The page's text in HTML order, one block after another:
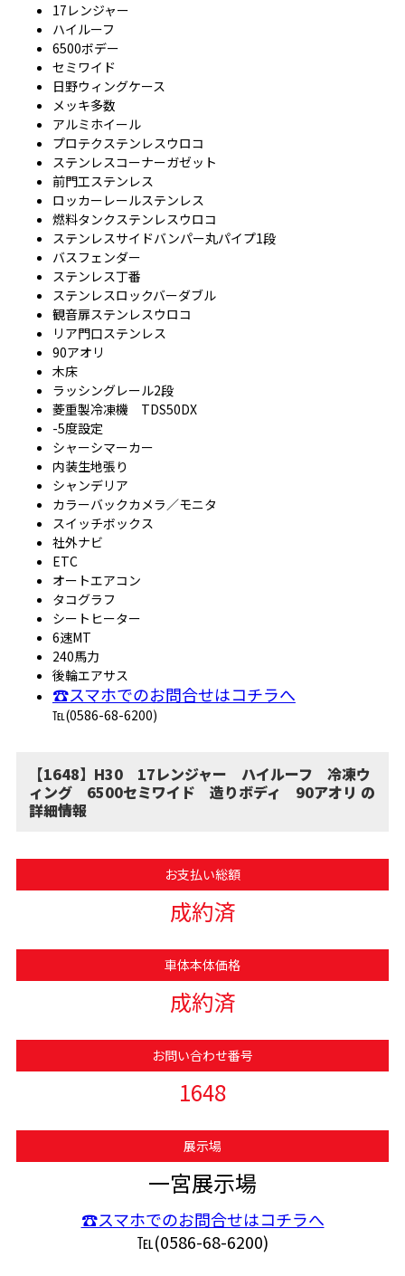
17レンジャー
ハイルーフ
6500ボデー
セミワイド
日野ウィングケース
メッキ多数
アルミホイール
プロテクステンレスウロコ
ステンレスコーナーガゼット
前門工ステンレス
ロッカーレールステンレス
燃料タンクステンレスウロコ
ステンレスサイドバンパー丸パイプ1段
バスフェンダー
ステンレス丁番
ステンレスロックバーダブル
観音扉ステンレスウロコ
リア門口ステンレス
90アオリ
木床
ラッシングレール2段
菱重製冷凍機 TDS50DX
-5度設定
シャーシマーカー
内装生地張り
シャンデリア
カラーバックカメラ／モニタ
スイッチボックス
社外ナビ
ETC
オートエアコン
タコグラフ
シートヒーター
6速MT
240馬力
後輪エアサス
☎スマホでのお問合せはコチラへ
℡(0586-68-6200)
【1648】H30 17レンジャー ハイルーフ 冷凍ウ
ィング 6500セミワイド 造りボディ 90アオリ の
詳細情報
お支払い総額
成約済
車体本体価格
成約済
お問い合わせ番号
1648
展示場
一宮展示場
☎スマホでのお問合せはコチラへ
℡(0586-68-6200)